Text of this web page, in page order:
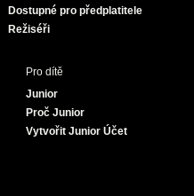
Dostupné pro předplatitele
Režiséři
Pro dítě
Junior
Proč Junior
Vytvořit Junior Účet